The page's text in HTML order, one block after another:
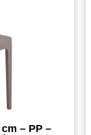
– PP –